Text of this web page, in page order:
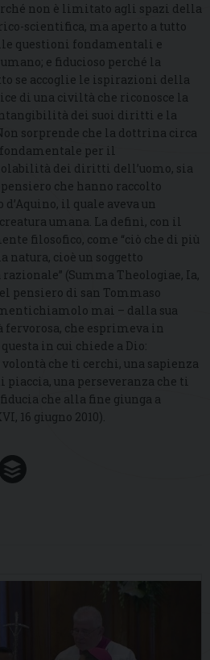
non è limitato agli spazi della
scientifica, ma aperto a tutto
questioni fondamentali e
e fiducioso perché la
se accoglie le ispirazioni della
di una civiltà che riconosce la
dei suoi diritti e la
sorprende che la dottrina circa
per il
dei diritti dell’uomo, sia
che hanno raccolto
il quale aveva un
umana. La definì, con il
filosofico, come “ciò che di più
cioè un soggetto
(Summa Theologiae, Ia,
pensiero di san Tommaso
mai – dalla sua
fervorosa, che esprimeva in
in cui chiede a Dio:
che ti cerchi, una sapienza
una perseveranza che ti
che alla fine giunga a
16 giugno 2010).